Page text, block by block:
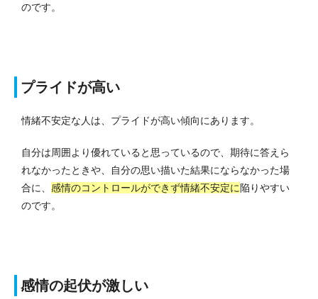
のです。
プライドが高い
情緒不安定な人は、プライドが高い傾向にあります。
自分は周囲より優れていると思っているので、期待に答えら
れなかったときや、自分の思い描いた結果にならなかった場
合に、 感情のコントロールができず情緒不安定に 陥りやすい
のです。
感情の起伏が激しい